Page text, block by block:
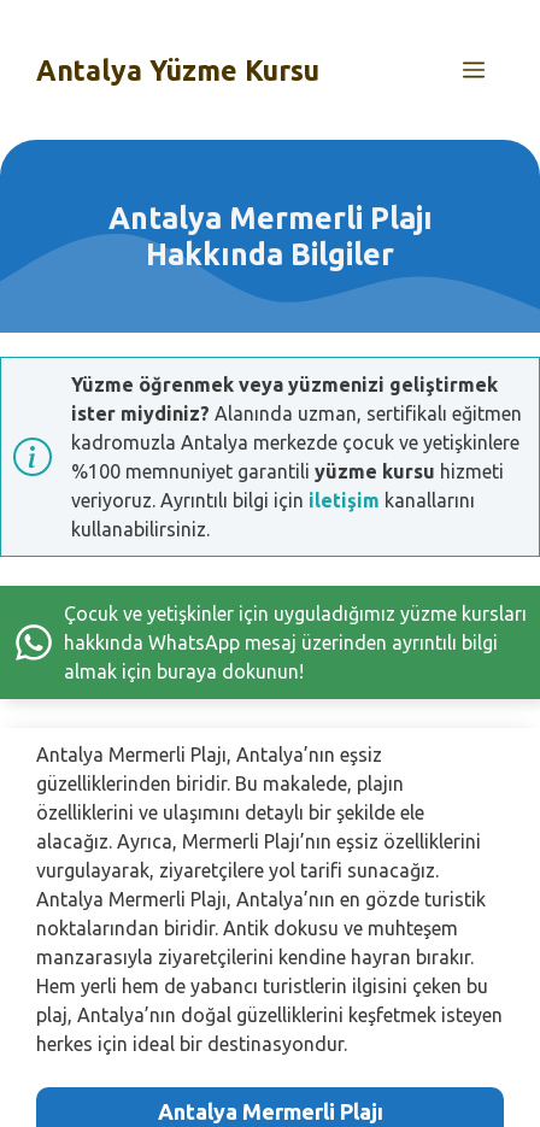
Antalya Yüzme Kursu
Antalya Mermerli Plajı
Hakkında Bilgiler
Yüzme öğrenmek veya yüzmenizi geliştirmek
ister miydiniz? Alanında uzman, sertifikalı eğitmen
kadromuzla Antalya merkezde çocuk ve yetişkinlere
%100 memnuniyet garantili yüzme kursu hizmeti
veriyoruz. Ayrıntılı bilgi için iletişim kanallarını
kullanabilirsiniz.
Çocuk ve yetişkinler için uyguladığımız yüzme kursları
hakkında WhatsApp mesaj üzerinden ayrıntılı bilgi
almak için buraya dokunun!
Antalya Mermerli Plajı, Antalya’nın eşsiz
güzelliklerinden biridir. Bu makalede, plajın
özelliklerini ve ulaşımını detaylı bir şekilde ele
alacağız. Ayrıca, Mermerli Plajı’nın eşsiz özelliklerini
vurgulayarak, ziyaretçilere yol tarifi sunacağız.
Antalya Mermerli Plajı, Antalya’nın en gözde turistik
noktalarından biridir. Antik dokusu ve muhteşem
manzarasıyla ziyaretçilerini kendine hayran bırakır.
Hem yerli hem de yabancı turistlerin ilgisini çeken bu
plaj, Antalya’nın doğal güzelliklerini keşfetmek isteyen
herkes için ideal bir destinasyondur.
Antalya Mermerli Plajı